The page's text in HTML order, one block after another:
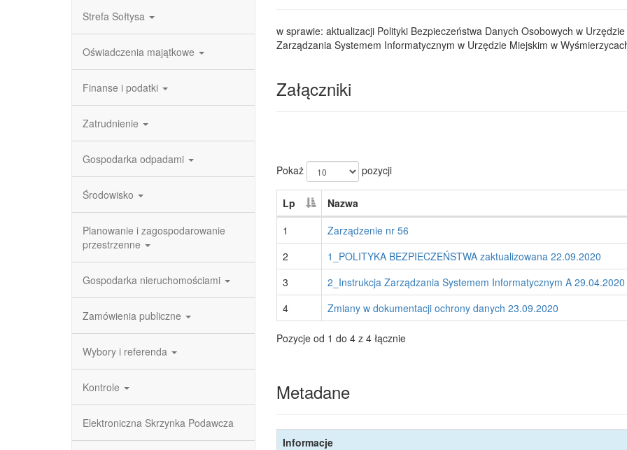
Strefa Sołtysa
Oświadczenia majątkowe
Finanse i podatki
Zatrudnienie
Gospodarka odpadami
Środowisko
Planowanie i zagospodarowanie
przestrzenne
Gospodarka nieruchomościami
Zamówienia publiczne
Wybory i referenda
Kontrole
Elektroniczna Skrzynka Podawcza
w sprawie: aktualizacji Polityki Bezpieczeństwa Danych Osobowych w
Zarządzania Systemem Informatycznym w Urzędzie Miejskim w
Załączniki
Pokaż pozycji
Lp Nazwa
1
Zarządzenie nr 56
2 1_POLITYKA BEZPIECZEŃSTWA zaktualizowana 22.09.2020
3 2_Instrukcja Zarządzania Systemem Informatycznym A 29.04.2020
4 Zmiany w dokumentacji ochrony danych 23.09.2020
Pozycje od 1 do 4 z 4 łącznie
Metadane
Informacje